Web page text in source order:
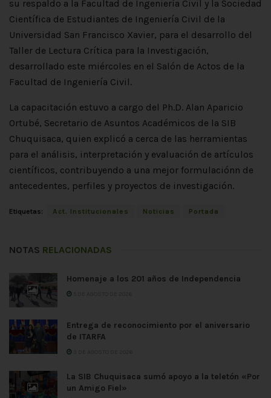
su respaldo a la Facultad de Ingeniería Civil y la Sociedad
Científica de Estudiantes de Ingeniería Civil de la
Universidad San Francisco Xavier, para el desarrollo del
Taller de Lectura Crítica para la Investigación,
desarrollado este miércoles en el Salón de Actos de la
Facultad de Ingeniería Civil.
La capacitación estuvo a cargo del Ph.D. Alan Aparicio
Ortubé, Secretario de Asuntos Académicos de la SIB
Chuquisaca, quien explicó a cerca de las herramientas
para el análisis, interpretación y evaluación de artículos
científicos, contribuyendo a una mejor formulaciónn de
antecedentes, perfiles y proyectos de investigación.
Etiquetas: Act. Institucionales Noticias Portada
NOTAS RELACIONADAS
Homenaje a los 201 años de Independencia
Entrega de reconocimiento por el aniversario
de ITARFA
La SIB Chuquisaca sumó apoyo a la teletón «Por
un Amigo Fiel»